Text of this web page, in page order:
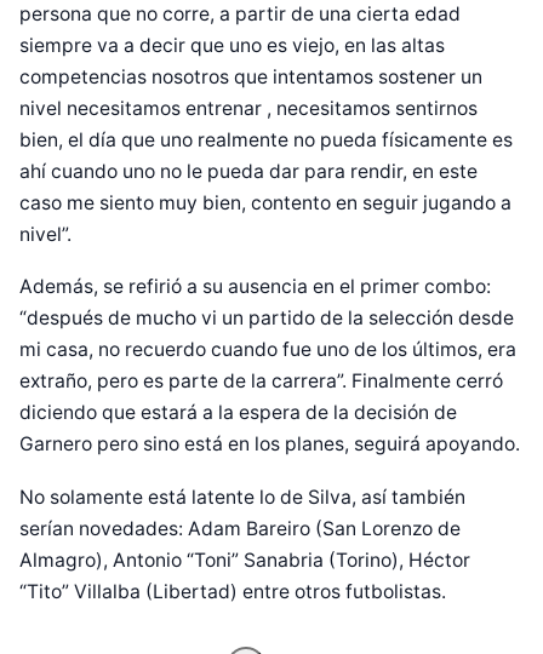
persona que no corre, a partir de una cierta edad
siempre va a decir que uno es viejo, en las altas
competencias nosotros que intentamos sostener un
nivel necesitamos entrenar , necesitamos sentirnos
bien, el día que uno realmente no pueda físicamente es
ahí cuando uno no le pueda dar para rendir, en este
caso me siento muy bien, contento en seguir jugando a
nivel”.
Además, se refirió a su ausencia en el primer combo:
“después de mucho vi un partido de la selección desde
mi casa, no recuerdo cuando fue uno de los últimos, era
extraño, pero es parte de la carrera”. Finalmente cerró
diciendo que estará a la espera de la decisión de
Garnero pero sino está en los planes, seguirá apoyando.
No solamente está latente lo de Silva, así también
serían novedades: Adam Bareiro (San Lorenzo de
Almagro), Antonio “Toni” Sanabria (Torino), Héctor
“Tito” Villalba (Libertad) entre otros futbolistas.